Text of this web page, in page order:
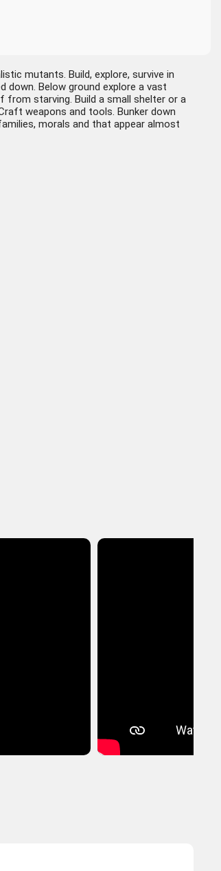
mutants. Build, explore, survive in
down. Below ground explore a vast
from starving. Build a small shelter or a
weapons and tools. Bunker down
morals and that appear almost